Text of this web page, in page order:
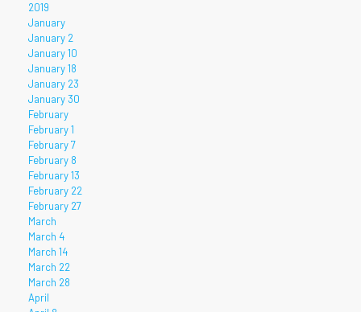
2019
January
January 2
January 10
January 18
January 23
January 30
February
February 1
February 7
February 8
February 13
February 22
February 27
March
March 4
March 14
March 22
March 28
April